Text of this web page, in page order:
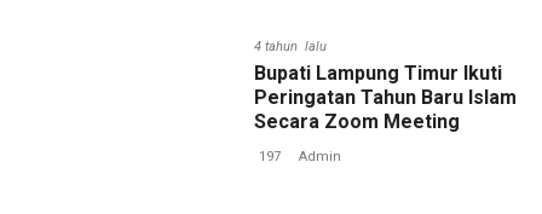
4 tahun lalu
Bupati Lampung Timur Ikuti
Peringatan Tahun Baru Islam
Secara Zoom Meeting
197 Admin